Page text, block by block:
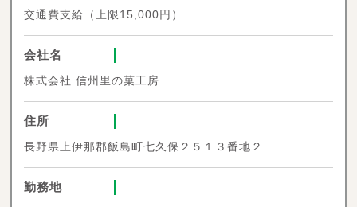
交通費支給（上限15,000円）
会社名
株式会社 信州里の菓工房
住所
長野県上伊那郡飯島町七久保２５１３番地２
勤務地